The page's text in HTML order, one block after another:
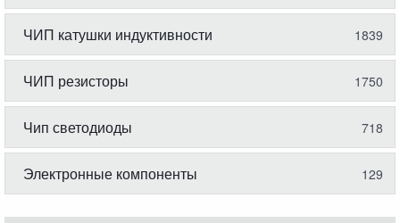
ЧИП катушки индуктивности 1839
ЧИП резисторы 1750
Чип светодиоды 718
Электронные компоненты 129